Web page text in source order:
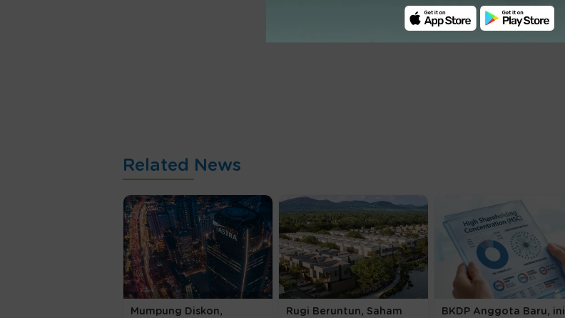
Related News
Mumpung Diskon,
Rugi Beruntun, Saham
BKDP Anggota Baru, ini